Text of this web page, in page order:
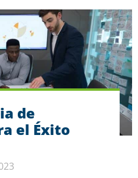
de
el Éxito